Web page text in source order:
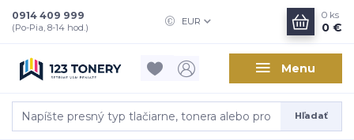
Menu
EUR
Hľadať
0914 409 999
(Po-Pia, 8-14 hod.)
0 ks
0 €